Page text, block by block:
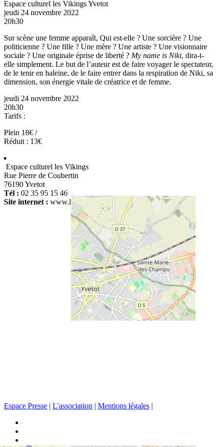
Espace culturel les VikingsYvetot
jeudi 24 novembre 2022
20h30
Sur scène une femme apparaît, Qui est-elle ? Une sorcière ? Une
politicienne ? Une fille ? Une mère ? Une artiste ? Une visionnaire
sociale ? Une originale éprise de liberté ? My name is Niki, dira-t-
elle simplement. Le but de l’auteur est de faire voyager le spectateur,
de le tenir en haleine, de le faire entrer dans la respiration de Niki, sa
dimension, son énergie vitale de créatrice et de femme.
jeudi 24 novembre 2022
20h30
Tarifs :
Plein 18€ /
Réduit : 13€
Espace culturel les Vikings
Rue Pierre de Coubertin
76190 Yvetot
Tél : 02 35 95 15 46
Site internet : www.lesvikings-yvetot.fr
Espace Presse | L'association | Mentions légales |